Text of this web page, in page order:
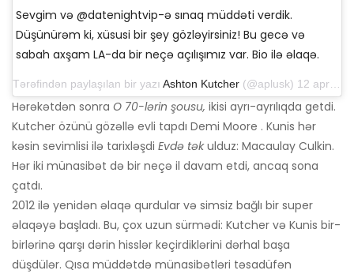
Sevgim və @datenightvip-ə sınaq müddəti verdik.
Düşünürəm ki, xüsusi bir şey gözləyirsiniz! Bu gecə və
sabah axşam LA-da bir neçə açılışımız var. Bio ilə əlaqə.
Tərəfindən paylaşılan bir yazı Ashton Kutcher (@aplusk) 12 aprel 2019-cu il, saat 14: 50-də PDT
Hərəkətdən sonra O 70-lərin şousu, ikisi ayrı-ayrılıqda getdi.
Kutcher özünü gözəllə evli tapdı Demi Moore . Kunis hər
kəsin sevimlisi ilə tarixləşdi Evdə təkulduz: Macaulay Culkin.
Hər iki münasibət də bir neçə il davam etdi, ancaq sona
çatdı.
2012 ilə yenidən əlaqə qurdular və simsiz bağlı bir super
əlaqəyə başladı. Bu, çox uzun sürmədi: Kutcher və Kunis bir-
birlərinə qarşı dərin hisslər keçirdiklərini dərhal başa
düşdülər. Qısa müddətdə münasibətləri təsadüfən